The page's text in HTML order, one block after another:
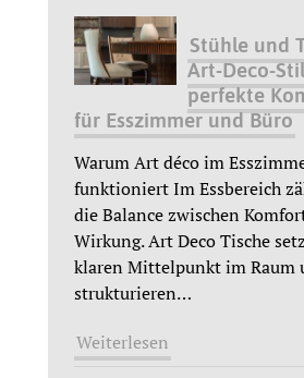
Stühle und
Art-Deco-
perfekte
für Esszimmer und Büro
Warum Art déco im
funktioniert Im Essbereich
die Balance zwischen
Wirkung. Art Deco Tische
klaren Mittelpunkt im Raum
strukturieren…
Weiterlesen